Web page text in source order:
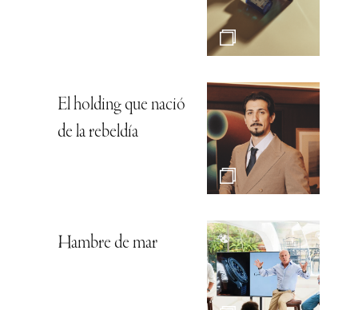
El holding que nació
de la rebeldía
Hambre de mar